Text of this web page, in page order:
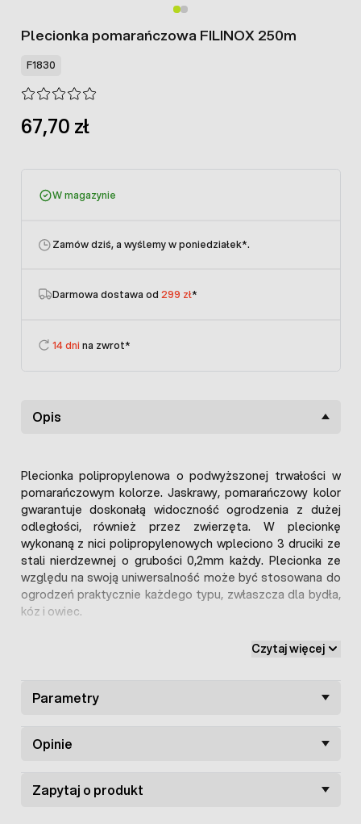
Plecionka pomarańczowa FILINOX 250m
F1830
67,70 zł
W magazynie
Zamów dziś, a wyślemy w poniedziałek*.
Darmowa dostawa od 299 zł*
14 dni na zwrot*
Opis
Plecionka polipropylenowa o podwyższonej trwałości w
pomarańczowym kolorze. Jaskrawy, pomarańczowy kolor
gwarantuje doskonałą widoczność ogrodzenia z dużej
odległości, również przez zwierzęta. W plecionkę
wykonaną z nici polipropylenowych wpleciono 3 druciki ze
stali nierdzewnej o grubości 0,2mm każdy. Plecionka ze
względu na swoją uniwersalność może być stosowana do
ogrodzeń praktycznie każdego typu, zwłaszcza dla bydła,
kóz i owiec.
Druty przewodzące: 3x0,2mm
Odporna na promieniowanie UV
Wytrzymałość na obciążenie >51kg
Czytaj więcej
Parametry
Opinie
Zapytaj o produkt